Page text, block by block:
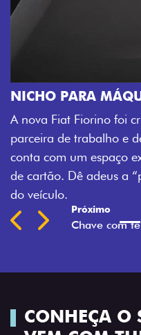
MÁQUINAS DE
foi criada para ser
e de vida. Por isso,
exclusivo para a
a “perder” a
CONHEÇA O